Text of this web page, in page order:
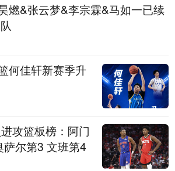
燃&张云梦&李宗霖&马如一已续
何佳轩新赛季升
攻篮板榜：阿门
尔第3 文班第4